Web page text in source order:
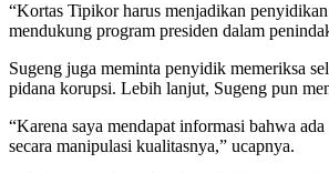
“Kortas Tipikor harus menjadikan
mendukung program presiden dalam
Sugeng juga meminta penyidik memeriksa
pidana korupsi. Lebih lanjut, Sugeng pun
“Karena saya mendapat informasi bahwa
secara manipulasi kualitasnya,” ucapnya.